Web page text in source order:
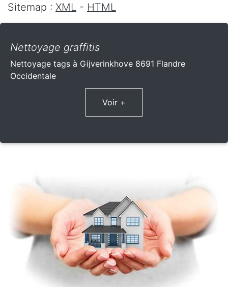
Sitemap : XML - HTML
Nettoyage graffitis
Nettoyage tags à Gijverinkhove 8691 Flandre
Occidentale
Voir +